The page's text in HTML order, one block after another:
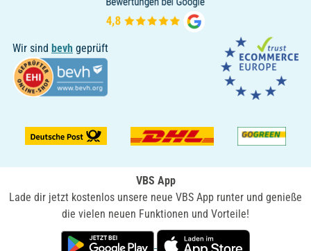
Wir sind bevh geprüft
VBS App
Lade dir jetzt kostenlos unsere neue VBS App runter und genieße
die vielen neuen Funktionen und Vorteile!